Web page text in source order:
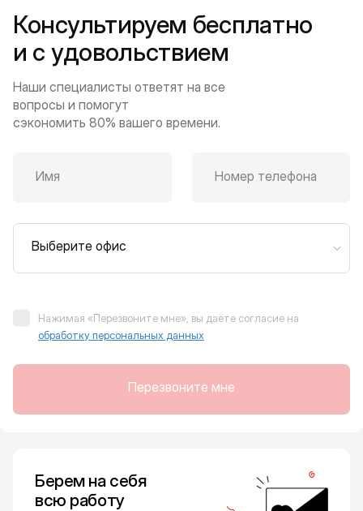
Консультируем бесплатно
и с удовольствием
Наши специалисты ответят на все
вопросы и помогут
сэкономить 80% вашего времени.
Имя Номер телефона
Выберите офис
Нажимая «Перезвоните мне», вы даёте согласие на
обработку персональных данных
Перезвоните мне
Берем на себя
всю работу